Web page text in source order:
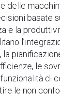
basate
e la
le
di
le non